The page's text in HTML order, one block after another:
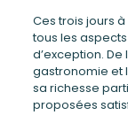
Ces trois jours
tous les
d’exception.
gastronomie et
sa richesse
proposées